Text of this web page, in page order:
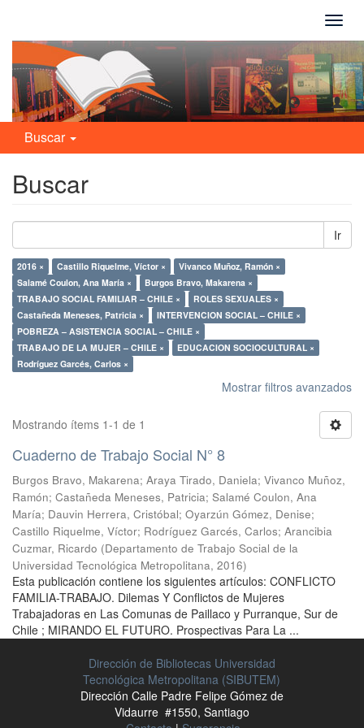
Buscar
Buscar
Ir
2016 × Castillo Riquelme, Víctor ×
Vivanco Muñoz, Ramón ×
Salamé Coulon, Ana María ×
Burgos Bravo, Makarena ×
TRABAJO SOCIAL FAMILIAR – CHILE ×
ROLES SEXUALES ×
Castañeda Meneses, Patricia ×
INTERVENCION SOCIAL – CHILE ×
POBREZA – ASISTENCIA SOCIAL – CHILE ×
TRABAJO DE LA MUJER – CHILE ×
EDUCACION SOCIOCULTURAL ×
Rodríguez Garcés, Carlos ×
Mostrar filtros avanzados
Mostrando ítems 1-1 de 1
Cuaderno de Trabajo Social N° 8
Burgos Bravo, Makarena; Araya Tirado, Daniela; Vivanco Muñoz,
Ramón; Castañeda Meneses, Patricia; Salamé Coulon, Ana
María; Dauvin Herrera, Cristóbal; Oyarzún Gómez, Denise;
Castillo Riquelme, Víctor; Rodríguez Garcés, Carlos; Arancibia
Cuzmar, Ricardo (Departamento de Trabajo Social de la
Universidad Tecnológica Metropolitana, 2016)
Esta publicación contiene los siguientes artículos: CONFLICTO
FAMILIA-TRABAJO. Dilemas Y Conflictos de Mujeres
Trabajadoras en Las Comunas de Paillaco y Purranque, Sur de
Chile ; MIRANDO EL FUTURO. Prospectivas Para La ...
Dirección de Bibliotecas Universidad
Tecnológica Metropolitana (SIBUTEM)
Dirección Calle Padre Felipe Gómez de
Vidaurre #1550, Santiago